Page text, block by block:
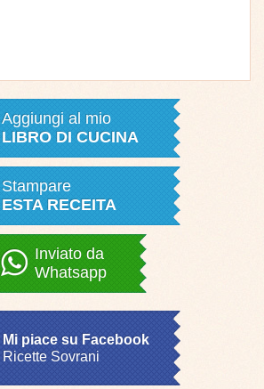
Aggiungi al mio
LIBRO DI CUCINA
Stampare
ESTA RECEITA
Inviato da
Whatsapp
Mi piace su Facebook
Ricette Sovrani